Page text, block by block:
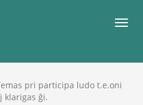
pri participa ludo t.e.oni
klarigas ĝi.